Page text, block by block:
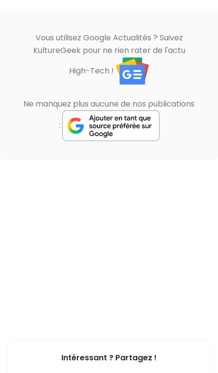
Vous utilisez Google Actualités ? Suivez
KultureGeek pour ne rien rater de l'actu
High-Tech !
Ne manquez plus aucune de nos publications
:
Intéressant ? Partagez !